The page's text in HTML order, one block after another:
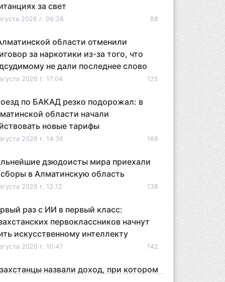
за свет
2026 г. 06:28 88
области отменили
за наркотики из-за того, что
не дали последнее слово
2026 г. 17:04 125
по БАКАД резко подорожал: в
области начали
новые тарифы
2026 г. 14:36 168
дзюдоисты мира приехали
сборы в Алматинскую область
2026 г. 12:12 138
раз с ИИ в первый класс:
первоклассников начнут
искусственному интеллекту
2026 г. 10:47 142
назвали доход, при котором